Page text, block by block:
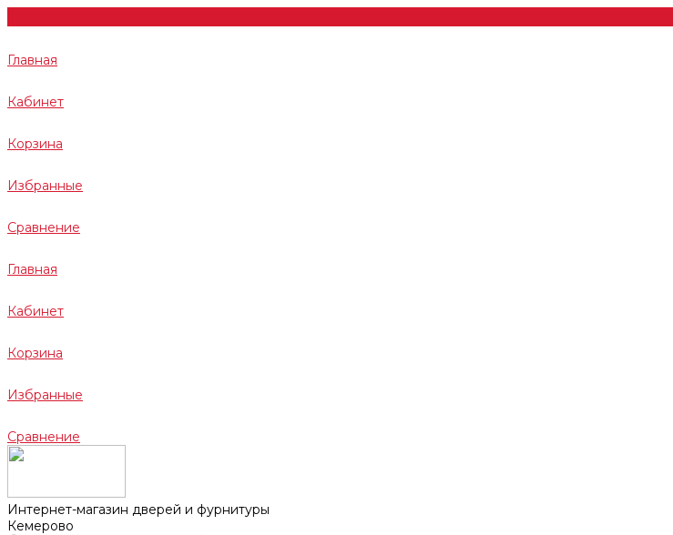
Главная
Кабинет
Корзина
Избранные
Сравнение
Главная
Кабинет
Корзина
Избранные
Сравнение
Интернет-магазин дверей и фурнитуры
Кемерово